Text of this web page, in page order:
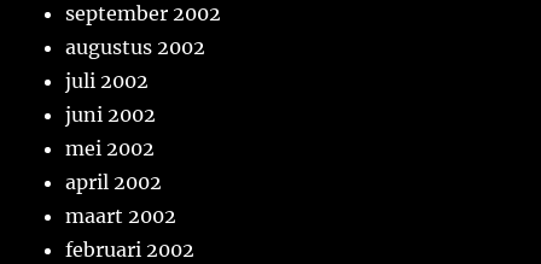
september 2002
augustus 2002
juli 2002
juni 2002
mei 2002
april 2002
maart 2002
februari 2002